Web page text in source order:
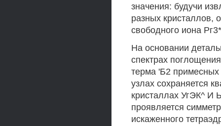
значения: будучи
разных кристаллов,
свободного иона
На основании
спектрах
терма 'Б2 примесных
узлах сохраняется
кристаллах УгЭК^ И
проявляется
искаженного